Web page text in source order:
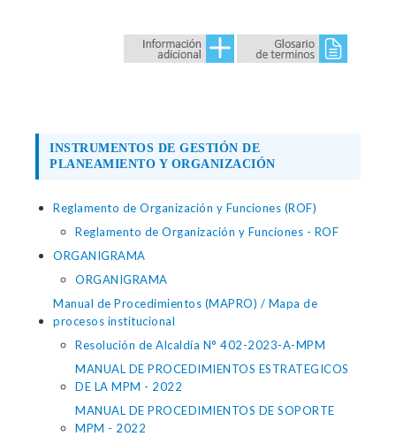
INSTRUMENTOS DE GESTIÓN DE
PLANEAMIENTO Y ORGANIZACIÓN
Reglamento de Organización y Funciones (ROF)
Reglamento de Organización y Funciones - ROF
ORGANIGRAMA
ORGANIGRAMA
Manual de Procedimientos (MAPRO) / Mapa de
procesos institucional
Resolución de Alcaldía N° 402-2023-A-MPM
MANUAL DE PROCEDIMIENTOS ESTRATEGICOS
DE LA MPM - 2022
MANUAL DE PROCEDIMIENTOS DE SOPORTE
MPM - 2022